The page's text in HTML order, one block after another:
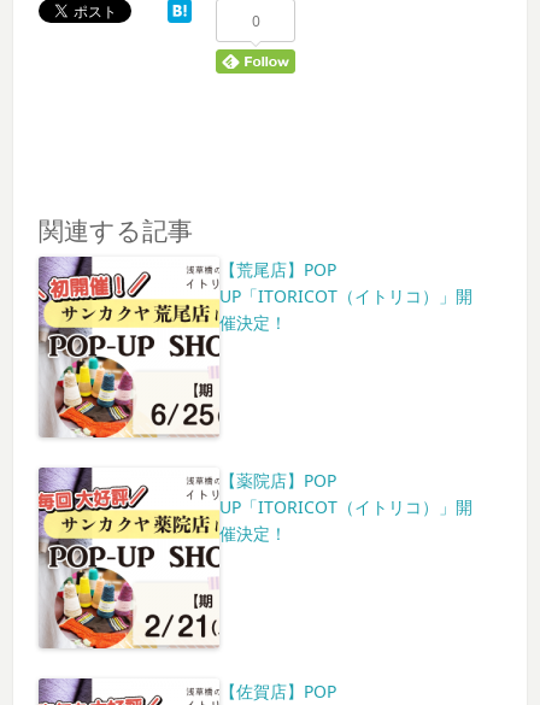
0
関連する記事
【荒尾店】POP
UP「ITORICOT（イトリコ）」開
催決定！
【薬院店】POP
UP「ITORICOT（イトリコ）」開
催決定！
【佐賀店】POP